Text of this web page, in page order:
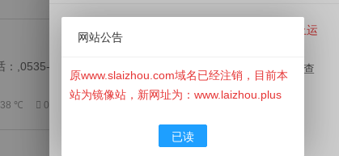
,0535-2899068,地址：,山东省烟台市莱州市驿道镇刘家洼村,邮
℃ 0 评论
原搜莱州信息网（www.slaizhou.com）已经停止运
此网站已经下线，本站目前为镜像站，用于用户查
询历史资料！
www.LaiZhou.Plus）莱州信息网发布。
网站公告
原www.slaizhou.com域名已经注销，目前本
站为镜像站，新网址为：www.laizhou.plus
已读